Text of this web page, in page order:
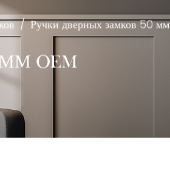
/Ручки дверных замков 50 мм
OEM